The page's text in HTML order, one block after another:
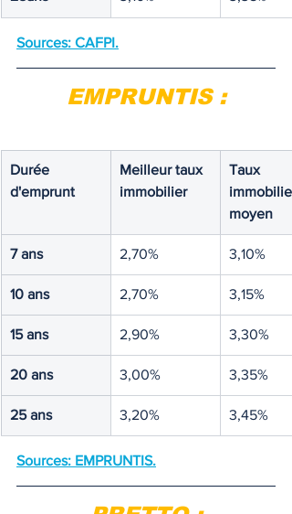
Sources: CAFPI.
EMPRUNTIS :
Durée
d'emprunt
Meilleur taux
immobilier
Taux
immobilier
moyen
7 ans 2,70% 3,10%
10 ans 2,70% 3,15%
15 ans 2,90% 3,30%
20 ans 3,00% 3,35%
25 ans 3,20% 3,45%
Sources: EMPRUNTIS.